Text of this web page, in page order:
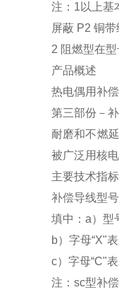
注：1以上基
屏蔽 P2 铜
2 阻燃型在
产品概述
热电偶用补
第三部份－
耐磨和不燃
被广泛用核
主要技术指标
补偿导线型
填中：a）型
b）字母“X"
c）字母“C"
注：sc型补